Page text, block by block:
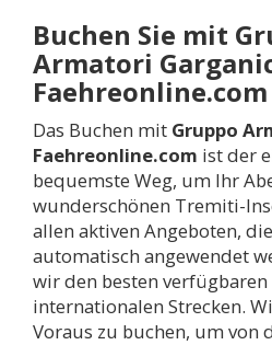
Buchen Sie mit
Armatori
Faehreonline.com
Das Buchen mit Gruppo
Faehreonline.com ist der
bequemste Weg, um Ihr
wunderschönen Tremiti-
allen aktiven Angeboten,
automatisch angewendet
wir den besten
internationalen Strecken.
Voraus zu buchen, um von